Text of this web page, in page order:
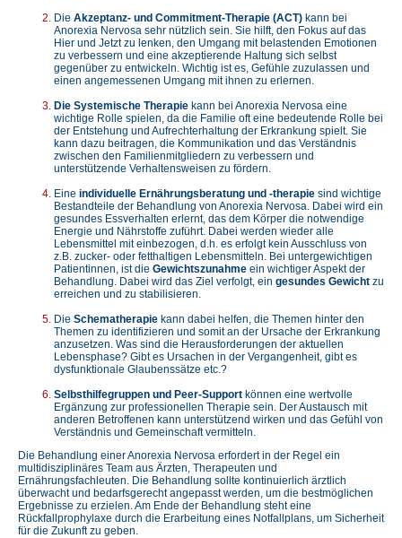
Die Akzeptanz- und Commitment-Therapie (ACT) kann bei
Anorexia Nervosa sehr nützlich sein. Sie hilft, den Fokus auf das
Hier und Jetzt zu lenken, den Umgang mit belastenden Emotionen
zu verbessern und eine akzeptierende Haltung sich selbst
gegenüber zu entwickeln. Wichtig ist es, Gefühle zuzulassen und
einen angemessenen Umgang mit ihnen zu erlernen.
Die Systemische Therapie kann bei Anorexia Nervosa eine
wichtige Rolle spielen, da die Familie oft eine bedeutende Rolle bei
der Entstehung und Aufrechterhaltung der Erkrankung spielt. Sie
kann dazu beitragen, die Kommunikation und das Verständnis
zwischen den Familienmitgliedern zu verbessern und
unterstützende Verhaltensweisen zu fördern.
Eine individuelle Ernährungsberatung und -therapie sind wichtige
Bestandteile der Behandlung von Anorexia Nervosa. Dabei wird ein
gesundes Essverhalten erlernt, das dem Körper die notwendige
Energie und Nährstoffe zuführt. Dabei werden wieder alle
Lebensmittel mit einbezogen, d.h. es erfolgt kein Ausschluss von
z.B. zucker- oder fetthaltigen Lebensmitteln. Bei untergewichtigen
Patientinnen, ist die Gewichtszunahme ein wichtiger Aspekt der
Behandlung. Dabei wird das Ziel verfolgt, ein gesundes Gewicht zu
erreichen und zu stabilisieren.
Die Schematherapie kann dabei helfen, die Themen hinter den
Themen zu identifizieren und somit an der Ursache der Erkrankung
anzusetzen. Was sind die Herausforderungen der aktuellen
Lebensphase? Gibt es Ursachen in der Vergangenheit, gibt es
dysfunktionale Glaubenssätze etc.?
Selbsthilfegruppen und Peer-Support können eine wertvolle
Ergänzung zur professionellen Therapie sein. Der Austausch mit
anderen Betroffenen kann unterstützend wirken und das Gefühl von
Verständnis und Gemeinschaft vermitteln.
Die Behandlung einer Anorexia Nervosa erfordert in der Regel ein
multidisziplinäres Team aus Ärzten, Therapeuten und
Ernährungsfachleuten. Die Behandlung sollte kontinuierlich ärztlich
überwacht und bedarfsgerecht angepasst werden, um die bestmöglichen
Ergebnisse zu erzielen. Am Ende der Behandlung steht eine
Rückfallprophylaxe durch die Erarbeitung eines Notfallplans, um Sicherheit
für die Zukunft zu geben.